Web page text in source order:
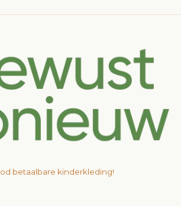
betaalbare kinderkleding!